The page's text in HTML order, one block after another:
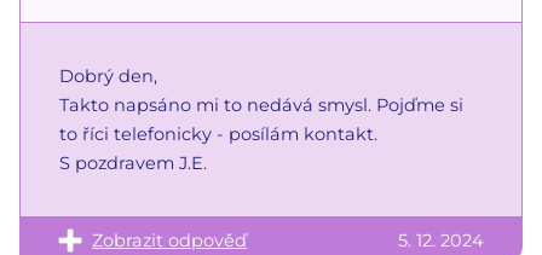
Dobrý den,
Takto napsáno mi to nedává smysl. Pojďme si
to říci telefonicky - posílám kontakt.
S pozdravem J.E.
Zobrazit odpověď 5. 12. 2024